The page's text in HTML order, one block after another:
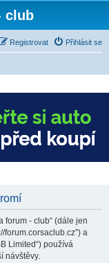
club
Přihlásit se
Registrovat
forum - club“ (dále jen
forum.corsaclub.cz”) a
Limited“) používá
návštěvy.